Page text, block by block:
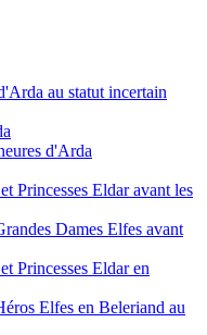
au statut incertain
d'Arda
Princesses Eldar avant les
Dames Elfes avant
Princesses Eldar en
Elfes en Beleriand au